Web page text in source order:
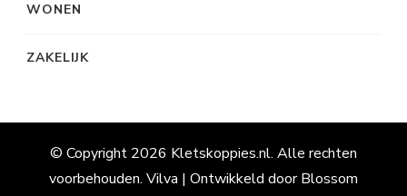
WONEN
ZAKELIJK
© Copyright 2026 Kletskoppies.nl. Alle rechten
voorbehouden. Vilva | Ontwikkeld doorBlossom